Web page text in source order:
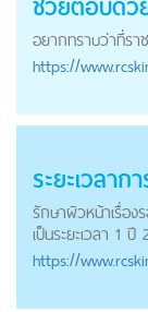
อยากทราบว่าที่รา
https://
ระยะเวลาก
รักษาผิวหน้าเรื่อง
เป็นระยะเวลา 1
https://